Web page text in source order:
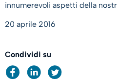
innumerevoli aspetti della
20 aprile 2016
Condividi su